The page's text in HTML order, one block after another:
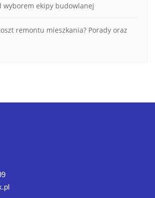
wyborem ekipy budowlanej
remontu mieszkania? Porady oraz